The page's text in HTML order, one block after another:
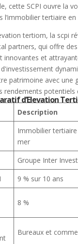
cette SCPI ouvre la
l’immobilier tertiaire
d’Elevation
Description
Immobilier
mer
Groupe Inter Invest
9 % sur 10 ans
8 %
Bureaux et